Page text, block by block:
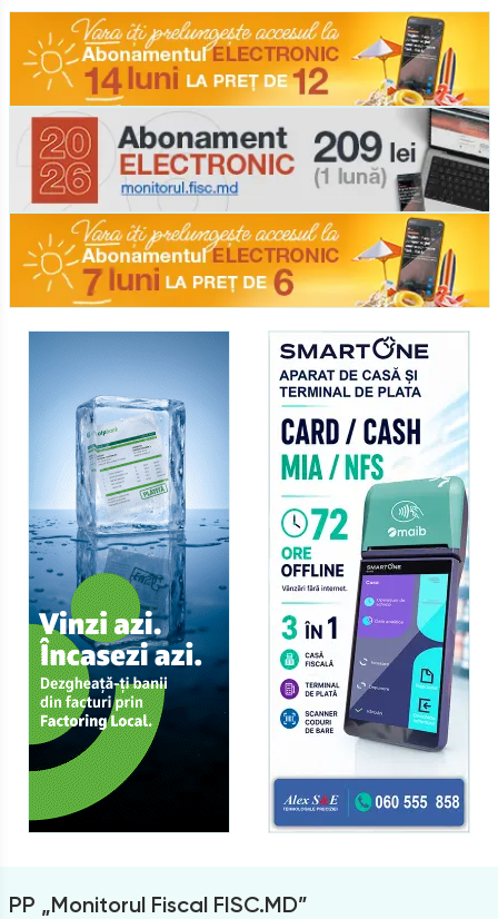
PP „Monitorul Fiscal FISC.MD”